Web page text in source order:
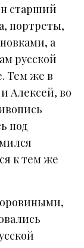
старший
портреты,
а
русской
Тем же в
Алексей, во
под
к тем же